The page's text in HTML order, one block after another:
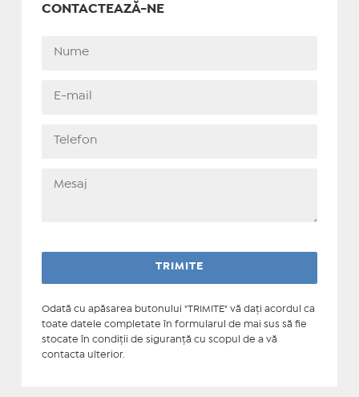
CONTACTEAZĂ-NE
Odată cu apăsarea butonului "TRIMITE" vă daţi acordul ca
toate datele completate în formularul de mai sus să fie
stocate în condiţii de siguranţă cu scopul de a vă
contacta ulterior.